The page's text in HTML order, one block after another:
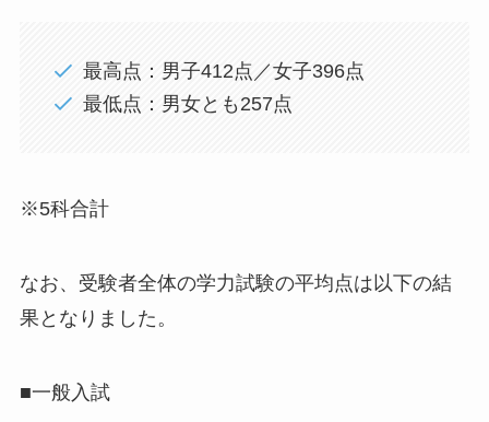
最高点：男子412点／女子396点
最低点：男女とも257点
※5科合計
なお、受験者全体の学力試験の平均点は以下の結
果となりました。
■一般入試